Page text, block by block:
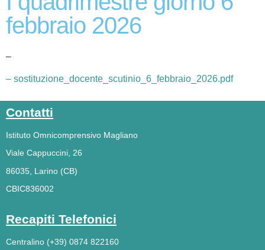
febbraio 2026
–
– sostituzione_docente_scutinio_6_febbraio_2026.pdf
Contatti
Istituto Omnicomprensivo Magliano
Viale Cappuccini, 26
86035, Larino (CB)
CBIC836002
Recapiti Telefonici
Centralino (+39) 0874 822160